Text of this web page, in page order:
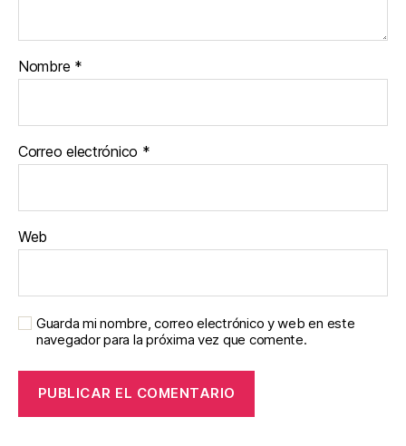
Nombre *
Correo electrónico *
Web
Guarda mi nombre, correo electrónico y web en este
navegador para la próxima vez que comente.